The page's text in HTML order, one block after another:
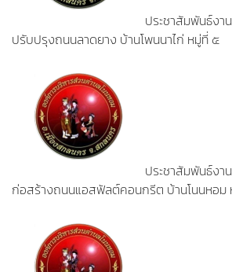
ประชาสัมพันธ์งา
ปรับปรุงถนนลาดยาง บ้านโพนนาไก่ หมู่ที่ ๕
ประชาสัมพันธ์งา
ก่อสร้างถนนแอสฟัลต์คอนกรีต บ้านโนนหอม